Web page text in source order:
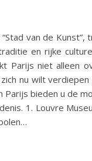
van de
en rijke
Parijs niet alleen
nu wilt
Parijs bieden u de
1. Louvre